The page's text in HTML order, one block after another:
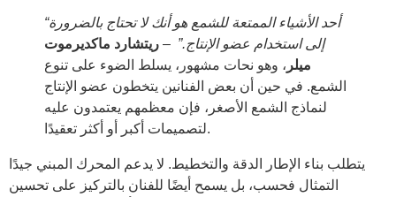
“أحد الأشياء الممتعة للشمع هو أنك لا تحتاج بالضرورة
إلى استخدام عضو الإنتاج.” – ريتشارد ماكديرموت
ميلر ، وهو نحات مشهور، يسلط الضوء على تنوع
الشمع. في حين أن بعض الفنانين يتخطون عضو الإنتاج
لنماذج الشمع الأصغر، فإن معظمهم يعتمدون عليه
لتصميمات أكبر أو أكثر تعقيدًا.
يتطلب بناء الإطار الدقة والتخطيط. لا يدعم المحرك المبني جيدًا
التمثال فحسب، بل يسمح أيضًا للفنان بالتركيز على تحسين